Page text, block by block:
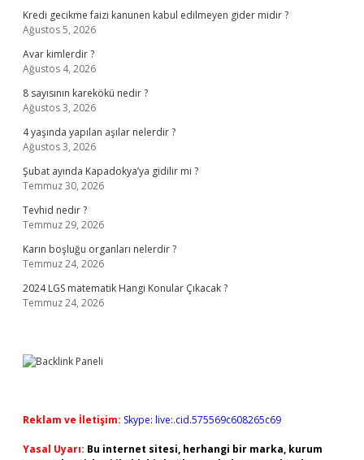
Kredi gecikme faizi kanunen kabul edilmeyen gider midir ?
Ağustos 5, 2026
Avar kimlerdir ?
Ağustos 4, 2026
8 sayısının karekökü nedir ?
Ağustos 3, 2026
4 yaşında yapılan aşılar nelerdir ?
Ağustos 3, 2026
Şubat ayında Kapadokya’ya gidilir mi ?
Temmuz 30, 2026
Tevhid nedir ?
Temmuz 29, 2026
Karın boşluğu organları nelerdir ?
Temmuz 24, 2026
2024 LGS matematik Hangi Konular Çıkacak ?
Temmuz 24, 2026
Reklam ve İletişim: Skype: live:.cid.575569c608265c69
Yasal Uyarı: Bu internet sitesi, herhangi bir marka, kurum